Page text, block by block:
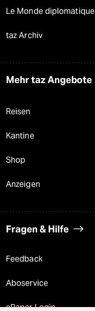
Le Monde diplomatique
taz Archiv
Mehr taz Angebote
Reisen
Kantine
Shop
Anzeigen
Fragen & Hilfe
Feedback
Aboservice
ePaper Login